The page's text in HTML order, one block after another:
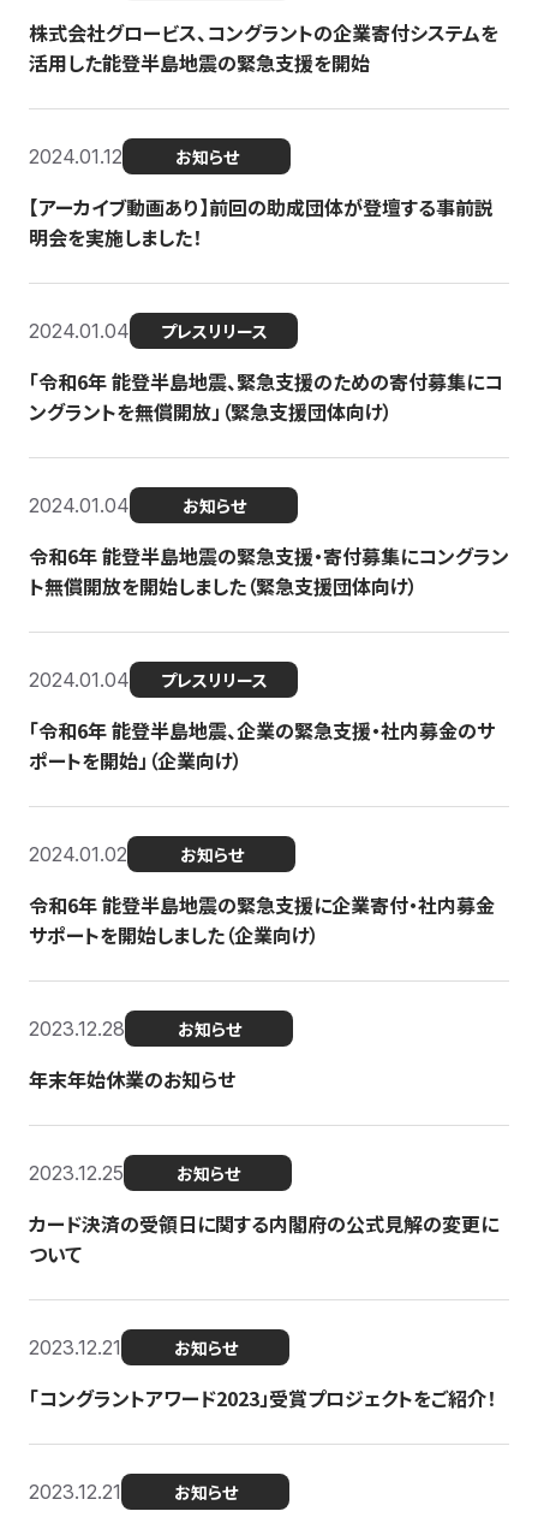
株式会社グロービス、コングラントの企業寄付システムを
活用した能登半島地震の緊急支援を開始
2024.01.12 お知らせ
【アーカイブ動画あり】前回の助成団体が登壇する事前説
明会を実施しました！
2024.01.04 プレスリリース
「令和6年 能登半島地震、緊急支援のための寄付募集にコ
ングラントを無償開放」（緊急支援団体向け）
2024.01.04 お知らせ
令和6年 能登半島地震の緊急支援・寄付募集にコングラン
ト無償開放を開始しました（緊急支援団体向け）
2024.01.04 プレスリリース
「令和6年 能登半島地震、企業の緊急支援・社内募金のサ
ポートを開始」（企業向け）
2024.01.02 お知らせ
令和6年 能登半島地震の緊急支援に企業寄付・社内募金
サポートを開始しました（企業向け）
2023.12.28 お知らせ
年末年始休業のお知らせ
2023.12.25 お知らせ
カード決済の受領日に関する内閣府の公式見解の変更に
ついて
2023.12.21 お知らせ
「コングラントアワード2023」受賞プロジェクトをご紹介！
2023.12.21 お知らせ